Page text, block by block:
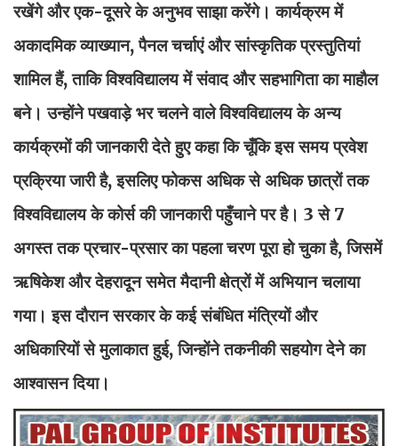
रखेंगे और एक-दूसरे के अनुभव साझा करेंगे। कार्यक्रम में
अकादमिक व्याख्यान, पैनल चर्चाएं और सांस्कृतिक प्रस्तुतियां
शामिल हैं, ताकि विश्वविद्यालय में संवाद और सहभागिता का माहौल
बने। उन्होंने पखवाड़े भर चलने वाले विश्वविद्यालय के अन्य
कार्यक्रमों की जानकारी देते हुए कहा कि चूँकि इस समय प्रवेश
प्रक्रिया जारी है, इसलिए फोकस अधिक से अधिक छात्रों तक
विश्वविद्यालय के कोर्स की जानकारी पहुँचाने पर है। 3 से 7
अगस्त तक प्रचार-प्रसार का पहला चरण पूरा हो चुका है, जिसमें
ऋषिकेश और देहरादून समेत मैदानी क्षेत्रों में अभियान चलाया
गया। इस दौरान सरकार के कई संबंधित मंत्रियों और
अधिकारियों से मुलाकात हुई, जिन्होंने तकनीकी सहयोग देने का
आश्वासन दिया।